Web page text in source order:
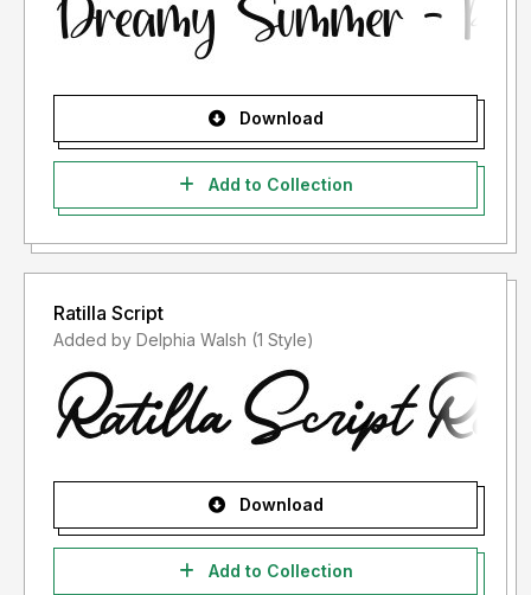
Download
Add to Collection
Ratilla Script
Added by Delphia Walsh (1 Style)
Download
Add to Collection